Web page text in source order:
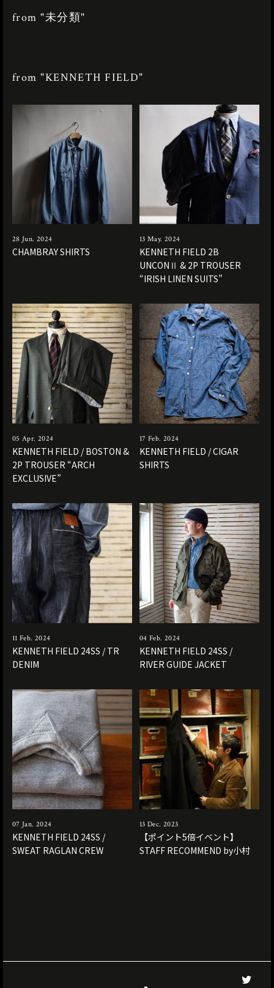
from "未分類"
from "KENNETH FIELD"
28 Jun. 2024
CHAMBRAY SHIRTS
13 May. 2024
KENNETH FIELD 2B
UNCONⅡ & 2P TROUSER
“IRISH LINEN SUITS”
05 Apr. 2024
KENNETH FIELD / BOSTON &
2P TROUSER “ARCH
EXCLUSIVE”
17 Feb. 2024
KENNETH FIELD / CIGAR
SHIRTS
11 Feb. 2024
KENNETH FIELD 24SS / TR
DENIM
04 Feb. 2024
KENNETH FIELD 24SS /
RIVER GUIDE JACKET
07 Jan. 2024
KENNETH FIELD 24SS /
SWEAT RAGLAN CREW
13 Dec. 2023
【ポイント5倍イベント】
STAFF RECOMMEND by小村